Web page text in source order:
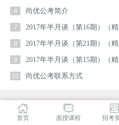
6 尚优公考简介
7 2017年半月谈（第16期）（精
8 2017年半月谈（第21期）（精
9 2017年半月谈（第15期）（精
10 尚优公考联系方式
首页 面授课程 招考